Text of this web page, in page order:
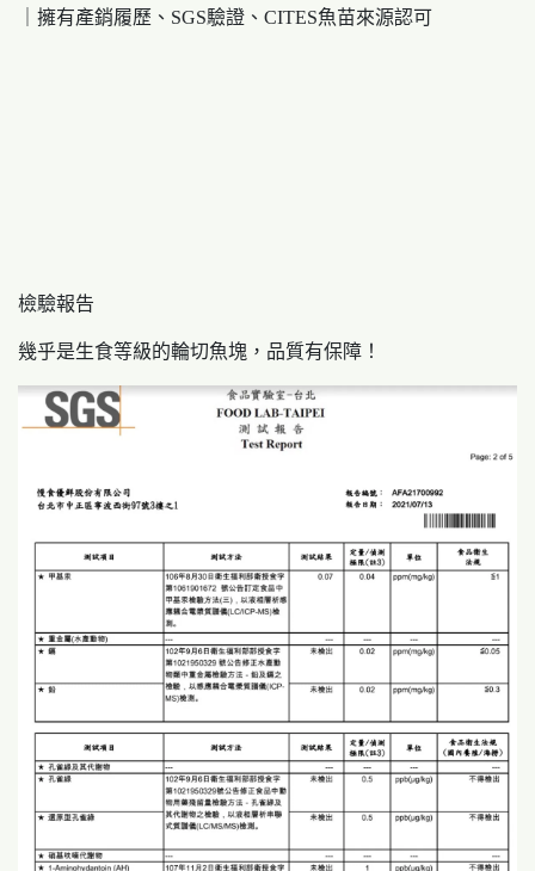
｜擁有產銷履歷、SGS驗證、CITES魚苗來源認可
檢驗報告
幾乎是生食等級的輪切魚塊，品質有保障！